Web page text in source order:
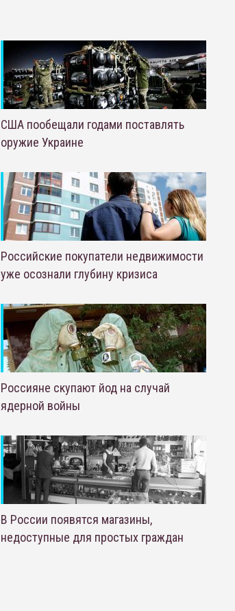
США пообещали годами поставлять
оружие Украине
Российские покупатели недвижимости
уже осознали глубину кризиса
Россияне скупают йод на случай
ядерной войны
В России появятся магазины,
недоступные для простых граждан